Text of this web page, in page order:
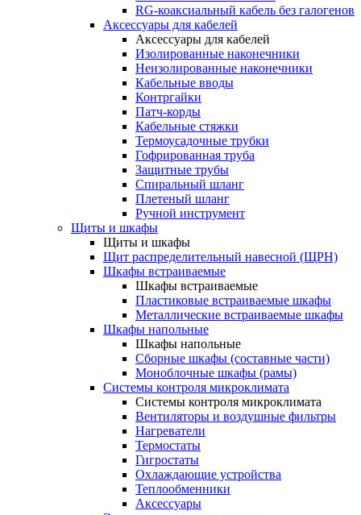
RG-коаксиальный кабель без галогенов
Аксессуары для кабелей
Аксессуары для кабелей
Изолированные наконечники
Неизолированные наконечники
Кабельные вводы
Контргайки
Патч-корды
Кабельные стяжки
Термоусадочные трубки
Гофрированная труба
Защитные трубы
Спиральный шланг
Плетеный шланг
Ручной инструмент
Щиты и шкафы
Щиты и шкафы
Щит распределительный навесной (ЩРН)
Шкафы встраиваемые
Шкафы встраиваемые
Пластиковые встраиваемые шкафы
Металлические встраиваемые шкафы
Шкафы напольные
Шкафы напольные
Сборные шкафы (составные части)
Моноблочные шкафы (рамы)
Системы контроля микроклимата
Системы контроля микроклимата
Вентиляторы и воздушные фильтры
Нагреватели
Термостаты
Гигростаты
Охлаждающие устройства
Теплообменники
Аксессуары